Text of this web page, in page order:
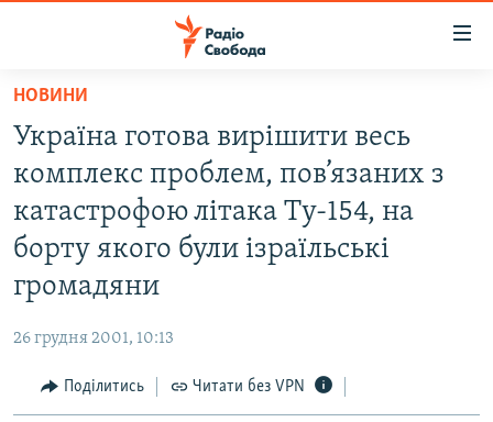
Перейти
основного
матеріалу
до
основної
навігації
Перейти
до
ВСЕ ЗА ДОБУ
СПОРТ
ВІЙНА
РОСІЙСЬКА «ФІЛЬТРАЦІЯ»
КРИМ.РЕАЛІЇ
ТИ ЯК?
НОВИНИ
Україна готова вирішити весь
комплекс проблем, пов’язаних з
катастрофою літака Ту-154, на
борту якого були ізраїльські
громадяни
26 грудня 2001, 10:13
Поділитись Читати без VPN